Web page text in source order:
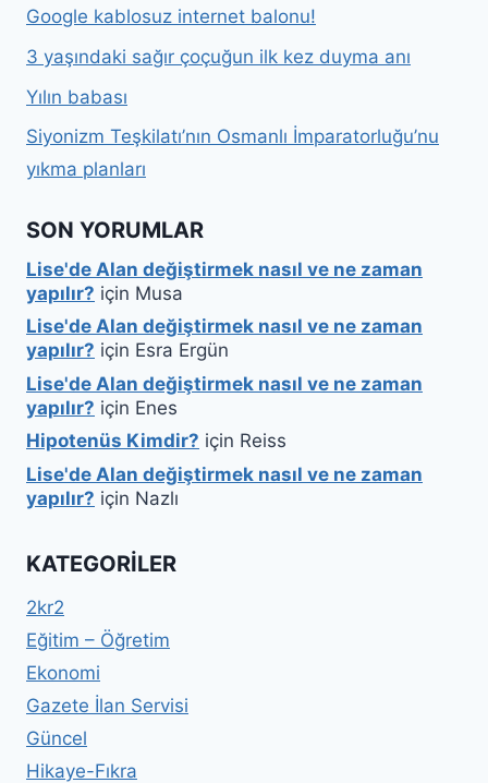
Google kablosuz internet balonu!
3 yaşındaki sağır çoçuğun ilk kez duyma anı
Yılın babası
Siyonizm Teşkilatı’nın Osmanlı İmparatorluğu’nu
yıkma planları
SON YORUMLAR
Lise'de Alan değiştirmek nasıl ve ne zaman
yapılır? için Musa
Lise'de Alan değiştirmek nasıl ve ne zaman
yapılır? için Esra Ergün
Lise'de Alan değiştirmek nasıl ve ne zaman
yapılır? için Enes
Hipotenüs Kimdir? için Reiss
Lise'de Alan değiştirmek nasıl ve ne zaman
yapılır? için Nazlı
KATEGORILER
2kr2
Eğitim – Öğretim
Ekonomi
Gazete İlan Servisi
Güncel
Hikaye-Fıkra